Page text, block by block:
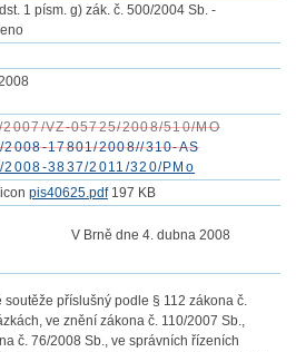
1 písm. g) zák. č. 500/2004 Sb. -
2007/VZ-05725/2008/510/MO
2008-17801/2008//310-AS
2008-3837/2011/320/PMo
pis40625.pdf197 KB
V Brně dne 4. dubna 2008
příslušný podle § 112 zákona č.
ve znění zákona č. 110/2007 Sb.,
č. 76/2008 Sb., ve správních řízeních